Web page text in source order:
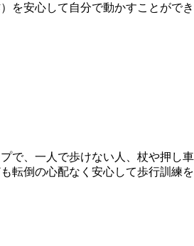
を安心して自分で動かすことができ
で、一人で歩けない人、杖や押し車
転倒の心配なく安心して歩行訓練を